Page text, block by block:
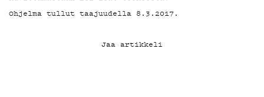
Ohjelma tullut taajuudella 8.3.2017.
Jaa artikkeli